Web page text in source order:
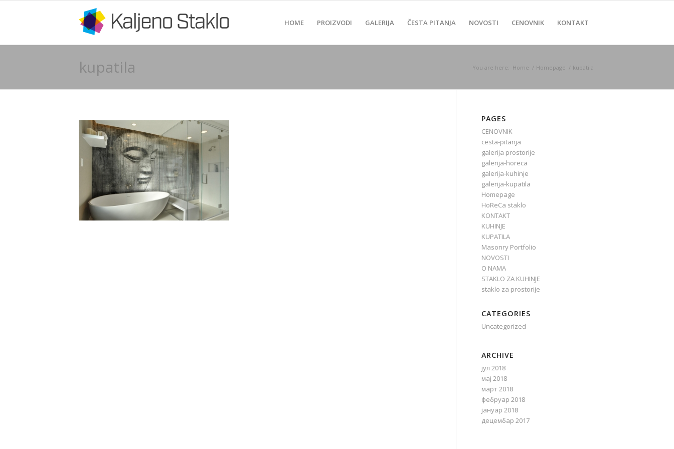
HOME PROIZVODI GALERIJA ČESTA PITANJA NOVOSTI CENOVNIK KONTAKT
kupatila You are here: Home / Homepage / kupatila
PAGES
CENOVNIK
cesta-pitanja
galerija prostorije
galerija-horeca
galerija-kuhinje
galerija-kupatila
Homepage
HoReCa staklo
KONTAKT
KUHINJE
KUPATILA
Masonry Portfolio
NOVOSTI
O NAMA
STAKLO ZA KUHINJE
staklo za prostorije
CATEGORIES
Uncategorized
ARCHIVE
јул 2018
мај 2018
март 2018
фебруар 2018
јануар 2018
децембар 2017